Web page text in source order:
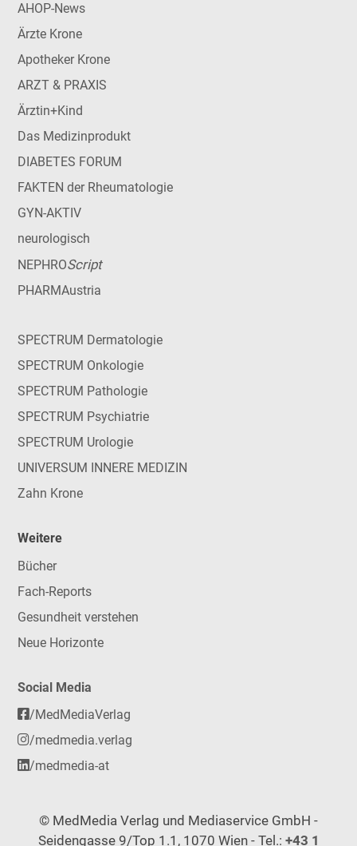
AHOP-News
Ärzte Krone
Apotheker Krone
ARZT & PRAXIS
Ärztin+Kind
Das Medizinprodukt
DIABETES FORUM
FAKTEN der Rheumatologie
GYN-AKTIV
neurologisch
NEPHROScript
PHARMAustria
SPECTRUM Dermatologie
SPECTRUM Onkologie
SPECTRUM Pathologie
SPECTRUM Psychiatrie
SPECTRUM Urologie
UNIVERSUM INNERE MEDIZIN
Zahn Krone
Weitere
Bücher
Fach-Reports
Gesundheit verstehen
Neue Horizonte
Social Media
/MedMediaVerlag
/medmedia.verlag
/medmedia-at
© MedMedia Verlag und Mediaservice GmbH -
Seidengasse 9/Top 1.1, 1070 Wien - Tel.: +43 1